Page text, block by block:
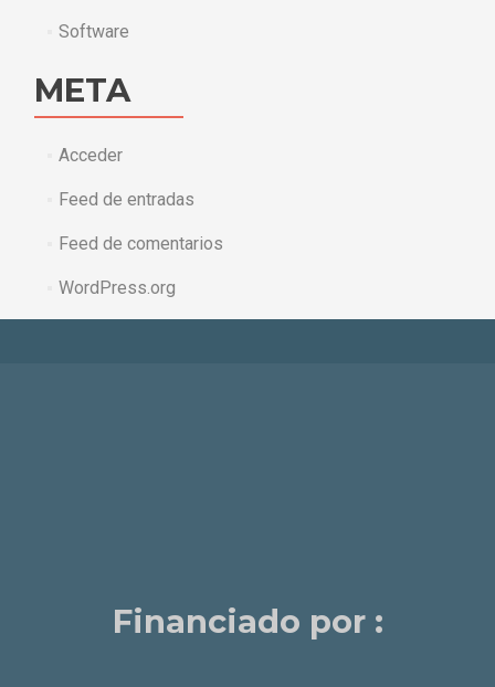
Software
META
Acceder
Feed de entradas
Feed de comentarios
WordPress.org
Financiado por :